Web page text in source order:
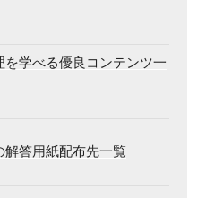
を学べる優良コンテンツ一
解答用紙配布先一覧